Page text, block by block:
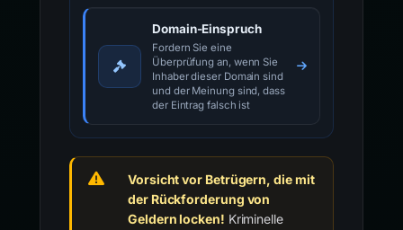
Domain-Einspruch
Fordern Sie eine
Überprüfung an, wenn Sie
Inhaber dieser Domain sind
und der Meinung sind, dass
der Eintrag falsch ist
Vorsicht vor Betrügern, die mit
der Rückforderung von
Geldern locken! Kriminelle